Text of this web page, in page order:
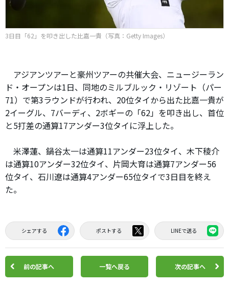
3日目「62」を叩き出した比嘉一貴（写真：Getty Images）
アジアンツアーと豪州ツアーの共催大会、ニュージーラン
ド・オープンは1日、同地のミルブルック・リゾート（パー
71）で第3ラウンドが行われ、20位タイから出た比嘉一貴が
2イーグル、7バーディ、2ボギーの「62」を叩き出し、首位
と5打差の通算17アンダー3位タイに浮上した。
米澤蓮、鍋谷太一は通算11アンダー23位タイ、木下稜介
は通算10アンダー32位タイ、片岡大育は通算7アンダー56
位タイ、石川遼は通算4アンダー65位タイで3日目を終え
た。
シェアする ポストする LINEで送る
前の記事へ 一覧へ戻る 次の記事へ